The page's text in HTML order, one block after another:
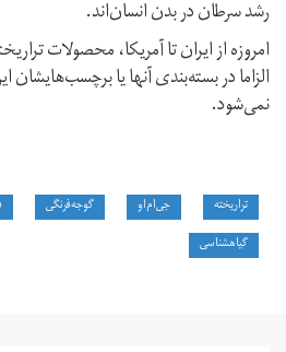
رشد سرطان در بدن انسان‌اند.
امروزه از ایران تا آمریکا، محصولات
الزاما در بسته‌بندی آنها یا
نمی‌شود.
تراریخته جی‌ام‌او گوجه‌فرنگی
گیاهشناسی